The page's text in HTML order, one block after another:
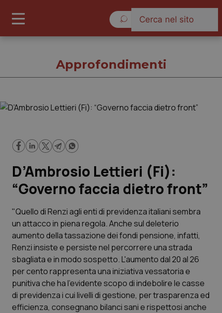
Cronache
Governo e Parlamento
Regioni e Asl
Lavoro e Professioni
Scienza e Farmaci
Studi e Analisi
Lettere al direttore
Approfondimenti
D’Ambrosio Lettieri (Fi):
“Governo faccia dietro front”
"Quello di Renzi agli enti di previdenza italiani sembra
un attacco in piena regola. Anche sul deleterio
aumento della tassazione dei fondi pensione, infatti,
Renzi insiste e persiste nel percorrere una strada
sbagliata e in modo sospetto. L'aumento dal 20 al 26
per cento rappresenta una iniziativa vessatoria e
punitiva che ha l'evidente scopo di indebolire le casse
di previdenza i cui livelli di gestione, per trasparenza ed
efficienza, consegnano bilanci sani e rispettosi anche